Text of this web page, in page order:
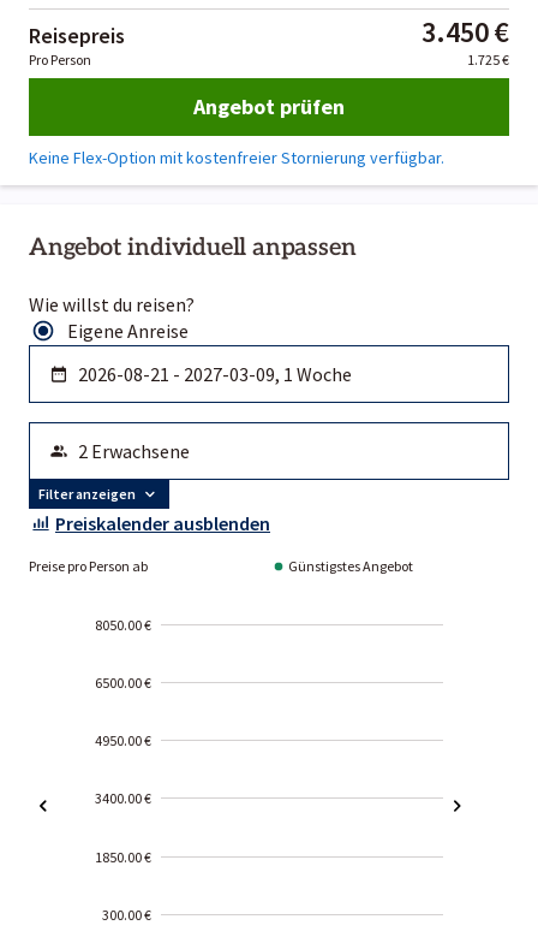
Angebot individuell anpassen
Wie willst du reisen?
Eigene Anreise
Filter anzeigen
Preiskalender ausblenden
Preise pro Person ab Günstigstes Angebot
8050.00 €
6500.00 €
4950.00 €
3400.00 €
1850.00 €
300.00 €
Reisepreis 3.450 €
Pro Person 1.725 €
Angebot prüfen
Keine Flex-Option mit kostenfreier Stornierung verfügbar.